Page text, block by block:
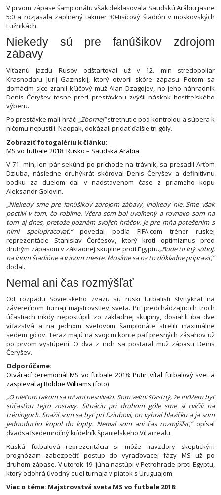
V prvom zápase šampionátu však deklasovala Saudskú Arábiu jasne
5:0 a rozjasala zaplnený takmer 80-tisícový štadión v moskovských
Lužnikách.
Niekedy sú pre fanúšikov zdrojom
zábavy
Víťaznú jazdu Rusov odštartoval už v 12. min stredopoliar
Krasnodaru Jurij Gazinskij, ktorý otvoril skóre zápasu. Potom sa
domácim síce zranil kľúčový muž Alan Dzagojev, no jeho náhradník
Denis Čeryšev tesne pred prestávkou zvýšil náskok hostiteľského
výberu.
Po prestávke mali hráči „Zbornej“stretnutie pod kontrolou a súpera k
ničomu nepustili. Naopak, dokázali pridať ďalšie tri góly.
Zobraziť fotogalériu k článku:
MS vo futbale 2018: Rusko – Saudská Arábia
V 71. min, len pár sekúnd po príchode na trávnik, sa presadil Arťom
Dziuba, následne druhýkrát skóroval Denis Čeryšev a definitívnu
bodku za duelom dal v nadstavenom čase z priameho kopu
Aleksandr Golovin.
„Niekedy sme pre fanúšikov zdrojom zábavy, inokedy nie. Sme však
poctiví v tom, čo robíme. Včera som bol uvoľnený a rovnako som na
tom aj dnes, pretože poznám svojich hráčov. Je pre mňa potešením s
nimi spolupracovať,“povedal podľa FIFA.com tréner ruskej
reprezentácie Stanislav Čerčesov, ktorý krotí optimizmus pred
druhým zápasom v základnej skupine proti Egyptu.„Bude to iný súboj,
na inom štadióne a v inom meste. Musíme sa na to dôkladne pripraviť,“
dodal.
Nemal ani čas rozmýšľať
Od rozpadu Sovietskeho zväzu sú ruskí futbalisti štvrtýkrát na
záverečnom turnaji majstrovstiev sveta. Pri predchádzajúcich troch
účastiach nikdy nepostúpili zo základnej skupiny, dosiahli iba dve
víťazstvá a na jednom svetovom šampionáte strelili maximálne
sedem gólov. Teraz majú na svojom konte päť presných zásahov už
po prvom vystúpení. O dva z nich sa postaral muž zápasu Denis
Čeryšev.
Odporúčame:
Otvárací ceremoniál MS vo futbale 2018: Putin vítal futbalový svet a
zaspieval aj Robbie Williams (foto)
„O niečom takom sa mi ani nesnívalo. Som veľmi šťastný, že môžem byť
súčasťou tejto zostavy. Situáciu pri druhom góle sme si cvičili na
tréningoch. Snažil som sa byť pri Dziubovi, on vyhral hlavičku a ja som
jednoducho kopol do lopty. Nemal som ani čas rozmýšľať,“opísal
dvadsaťsedemročný krídelník španielskeho Villarrealu.
Ruská futbalová reprezentácia si môže navzdory skeptickým
prognózam zabezpečiť postup do vyraďovacej fázy MS už po
druhom zápase. V utorok 19. júna nastúpi v Petrohrade proti Egyptu,
ktorý odohrá úvodný duel turnaja v piatok s Uruguajom.
Viac o téme: Majstrovstvá sveta MS vo futbale 2018: